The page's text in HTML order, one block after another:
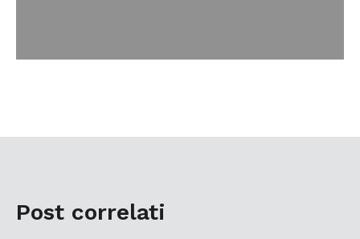
Post correlati